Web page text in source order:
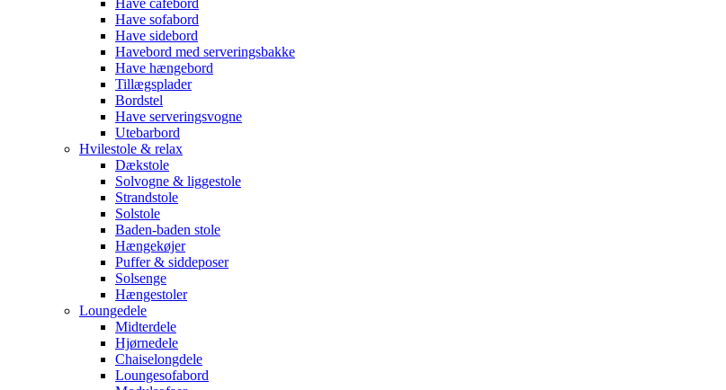
Have cafébord
Have sofabord
Have sidebord
Havebord med serveringsbakke
Have hængebord
Tillægsplader
Bordstel
Have serveringsvogne
Utebarbord
Hvilestole & relax
Dækstole
Solvogne & liggestole
Strandstole
Solstole
Baden-baden stole
Hængekøjer
Puffer & siddeposer
Solsenge
Hængestoler
Loungedele
Midterdele
Hjørnedele
Chaiselongdele
Loungesofabord